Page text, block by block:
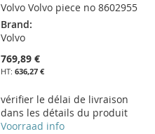
Volvo Volvo piece no 8602955
Brand:
Volvo
769,89 €
636,27 €
vérifier le délai de livraison
dans les détails du produit
Voorraad info